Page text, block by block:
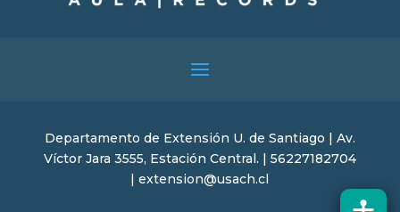
Departamento de Extensión U. de Santiago | Av.
Víctor Jara 3555, Estación Central. | 56227182704
| extension@usach.cl